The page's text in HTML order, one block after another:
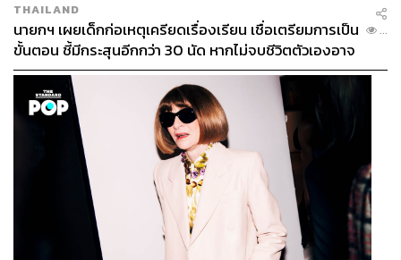
THAILAND
นายกฯ เผยเด็กก่อเหตุเครียดเรื่องเรียน เชื่อเตรียมการเป็น
ขั้นตอน ชี้มีกระสุนอีกกว่า 30 นัด หากไม่จบชีวิตตัวเองอาจ
สูญเสียเพิ่ม
...